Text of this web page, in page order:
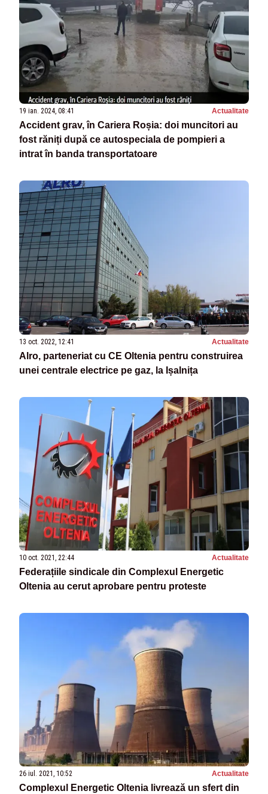
19 ian. 2024, 08:41 Actualitate
Accident grav, în Cariera Roșia: doi muncitori au
fost răniți după ce autospeciala de pompieri a
intrat în banda transportatoare
13 oct. 2022, 12:41 Actualitate
Alro, parteneriat cu CE Oltenia pentru construirea
unei centrale electrice pe gaz, la Ișalnița
10 oct. 2021, 22:44 Actualitate
Federațiile sindicale din Complexul Energetic
Oltenia au cerut aprobare pentru proteste
26 iul. 2021, 10:52 Actualitate
Complexul Energetic Oltenia livrează un sfert din